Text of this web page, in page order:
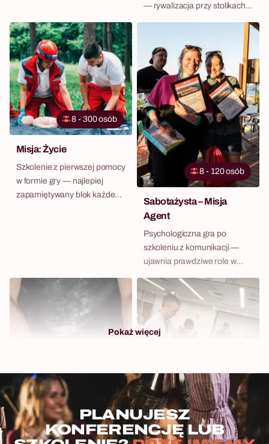
— rywalizacja przy stolikach
8 - 300 osób
Misja: Życie
Szkolenie z pierwszej pomocy
w formie gry — najlepiej
zapamiętywany blok każdego
8 - 120 osób
Sabotażysta – Misja
Agent
Psychologiczna gra po
szkoleniu z komunikacji —
ujawnia prawdziwe role w
flipcharta.
10 - 200 osób
Pokaż więcej
PLANUJESZ
KONFERENCJĘ LUB